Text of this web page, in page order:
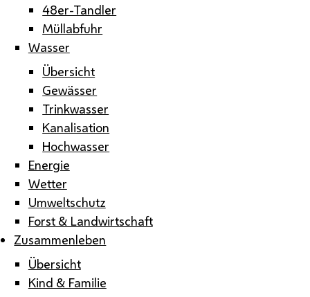
48er-Tandler
Müllabfuhr
Wasser
Übersicht
Gewässer
Trinkwasser
Kanalisation
Hochwasser
Energie
Wetter
Umweltschutz
Forst & Landwirtschaft
Zusammenleben
Übersicht
Kind & Familie